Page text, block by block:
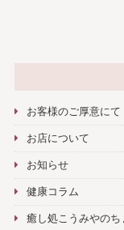
お客様のご厚意にて
お店について
お知らせ
健康コラム
癒し処こうみやのち